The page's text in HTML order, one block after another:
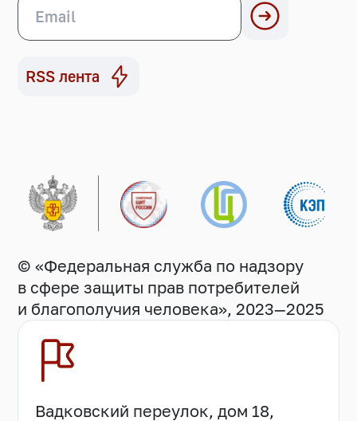
RSS лента
© «Федеральная служба по надзору
в сфере защиты прав потребителей
и благополучия человека», 2023—2025
Вадковский переулок, дом 18,